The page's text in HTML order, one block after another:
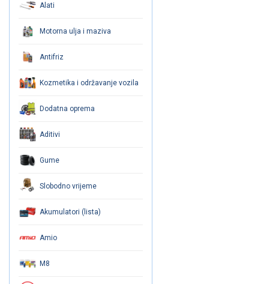
Alati
Motorna ulja i maziva
Antifriz
Kozmetika i održavanje vozila
Dodatna oprema
Aditivi
Gume
Slobodno vrijeme
Akumulatori (lista)
Amio
M8